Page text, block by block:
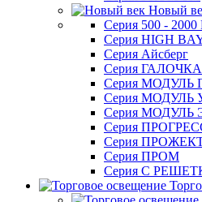
Новый
Серия 500 -
Серия HIGH
Серия Айсберг
Серия ГАЛОЧКА
Серия МОДУЛЬ
Серия МОДУЛЬ
Серия МОДУЛЬ
Серия
Серия
Серия ПРОМ
Серия С